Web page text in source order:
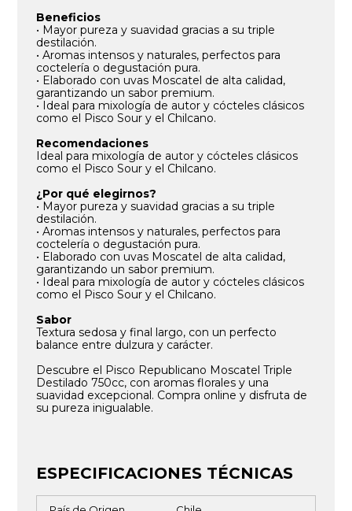
Beneficios
• Mayor pureza y suavidad gracias a su triple
destilación.
• Aromas intensos y naturales, perfectos para
coctelería o degustación pura.
• Elaborado con uvas Moscatel de alta calidad,
garantizando un sabor premium.
• Ideal para mixología de autor y cócteles clásicos
como el Pisco Sour y el Chilcano.
Recomendaciones
Ideal para mixología de autor y cócteles clásicos
como el Pisco Sour y el Chilcano.
¿Por qué elegirnos?
• Mayor pureza y suavidad gracias a su triple
destilación.
• Aromas intensos y naturales, perfectos para
coctelería o degustación pura.
• Elaborado con uvas Moscatel de alta calidad,
garantizando un sabor premium.
• Ideal para mixología de autor y cócteles clásicos
como el Pisco Sour y el Chilcano.
Sabor
Textura sedosa y final largo, con un perfecto
balance entre dulzura y carácter.
Descubre el Pisco Republicano Moscatel Triple
Destilado 750cc, con aromas florales y una
suavidad excepcional. Compra online y disfruta de
su pureza inigualable.
ESPECIFICACIONES TÉCNICAS